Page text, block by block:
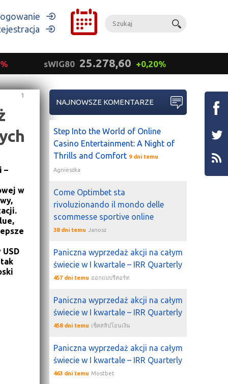
sWIG80 25.278,60 +0,20%
1
–
w
NAJNOWSZE KOMENTARZE
Step Into the World of Online
Casino Entertainment: A Night of
Thrills and Comfort 9 dni temu
Agnieszka
Come Optimbet sta
rivoluzionando il mondo delle
scommesse sportive online
38 dni temu Janosz
Paniczna wyprzedaż akcji na całym
świecie w I kwartale – IRR Quarterly
457 dni temu ออกแบบรีสอร์ท
Paniczna wyprzedaż akcji na całym
świecie w I kwartale – IRR Quarterly
458 dni temu เช็คสลิปโอนเงิน
Paniczna wyprzedaż akcji na całym
świecie w I kwartale – IRR Quarterly
463 dni temu Mostbet